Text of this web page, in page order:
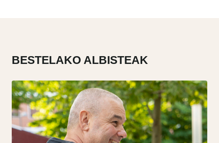
BESTELAKO ALBISTEAK